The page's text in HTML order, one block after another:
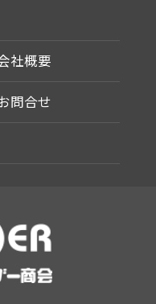
社概要
問合せ